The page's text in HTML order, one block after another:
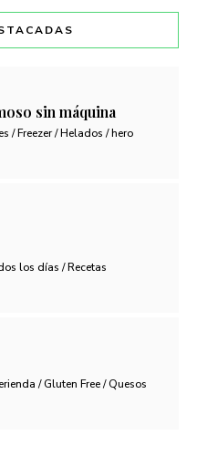
sin máquina
/ Freezer / Helados / hero
los días / Recetas
/ Gluten Free / Quesos